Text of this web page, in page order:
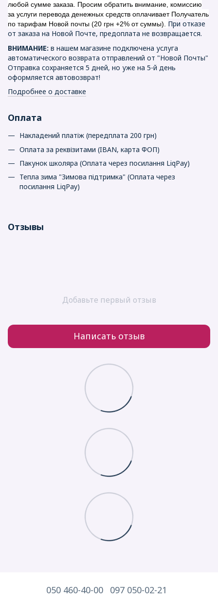
любой сумме заказа. Просим обратить внимание, комиссию
за услуги перевода денежных средств оплачивает Получатель
по тарифам Новой почты (20 грн +2% от суммы). При отказе
от заказа на Новой Почте, предоплата не возвращается.
ВНИМАНИЕ: в нашем магазине подключена услуга
автоматического возврата отправлений от "Новой Почты"
Отправка сохраняется 5 дней, но уже на 5-й день
оформляется автовозврат!
Подробнее о доставке
Оплата
Накладений платіж (передплата 200 грн)
Оплата за реквізитами (IBAN, карта ФОП)
Пакунок школяра (Оплата через посилання LiqPay)
Тепла зима "Зимова підтримка" (Оплата через
посилання LiqPay)
Отзывы
Добавьте первый отзыв
Написать отзыв
050 460-40-00 097 050-02-21